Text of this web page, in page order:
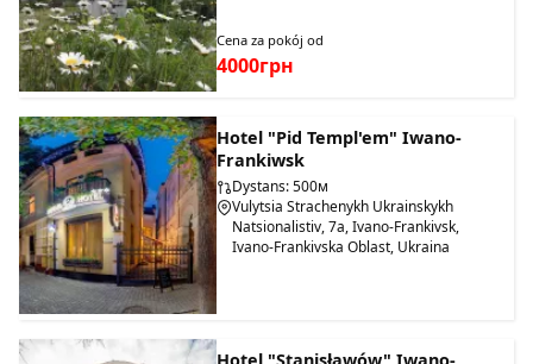
Cena za pokój od
4000грн
Hotel "Pid Templ'em" Iwano-
Frankiwsk
Dystans: 500м
Vulytsia Strachenykh Ukrainskykh
Natsionalistiv, 7a, Ivano-Frankivsk,
Ivano-Frankivska Oblast, Ukraina